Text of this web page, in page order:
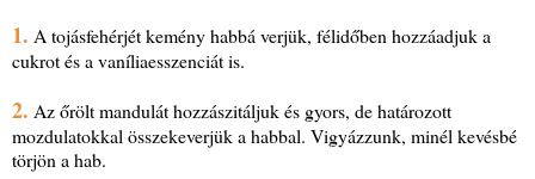
1. A tojásfehérjét kemény habbá verjük, félidőben hozzáadjuk a
cukrot és a vaníliaesszenciát is.
2. Az őrölt mandulát hozzászitáljuk és gyors, de határozott
mozdulatokkal összekeverjük a habbal. Vigyázzunk, minél kevésbé
törjön a hab.